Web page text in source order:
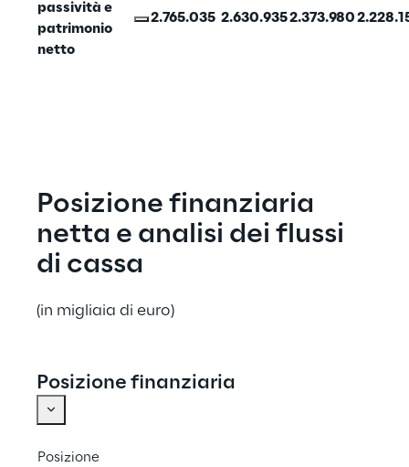
passività e
patrimonio
netto
2.765.035 2.630.9352.373.980
Posizione finanziaria
netta e analisi dei flussi
di cassa
(in migliaia di euro)
Posizione finanziaria
Posizione